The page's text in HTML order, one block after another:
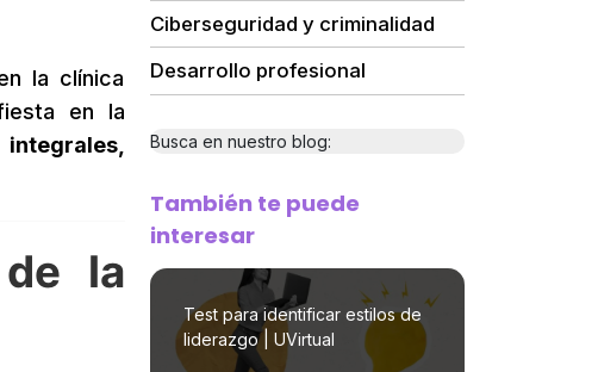
la clínica
en la
la
Ciberseguridad y criminalidad
Desarrollo profesional
Busca en nuestro blog:
También te puede
interesar
Test para identificar estilos de
liderazgo | UVirtual